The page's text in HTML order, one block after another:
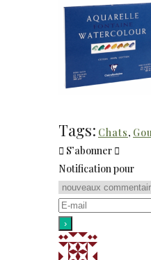
Tags: Chats,
S’abonner
Notification pour